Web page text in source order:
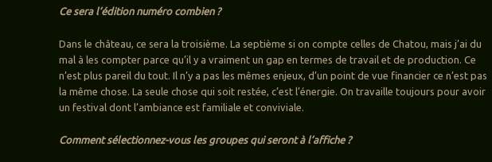
Ce sera l’édition numéro combien ?
Dans le château, ce sera la troisième. La septième si on compte celles de Chatou, mais j’ai du
mal à les compter parce qu’il y a vraiment un gap en termes de travail et de production. Ce
n’est plus pareil du tout. Il n’y a pas les mêmes enjeux, d’un point de vue financier ce n’est pas
la même chose. La seule chose qui soit restée, c’est l’énergie. On travaille toujours pour avoir
un festival dont l’ambiance est familiale et conviviale.
Comment sélectionnez-vous les groupes qui seront à l’affiche ?